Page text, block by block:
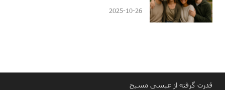
2025-10-26
قدرت گرفته از عیسی مسیح